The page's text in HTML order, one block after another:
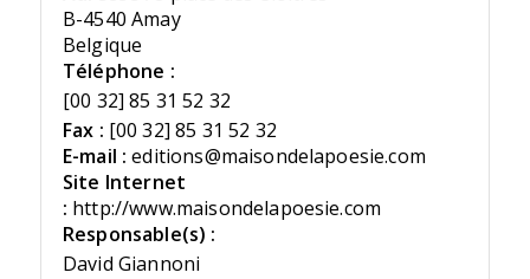
B-4540 Amay
Belgique
Téléphone :
[00 32] 85 31 52 32
Fax : [00 32] 85 31 52 32
E-mail : editions@maisondelapoesie.com
Site Internet
: http://www.maisondelapoesie.com
Responsable(s) :
David Giannoni